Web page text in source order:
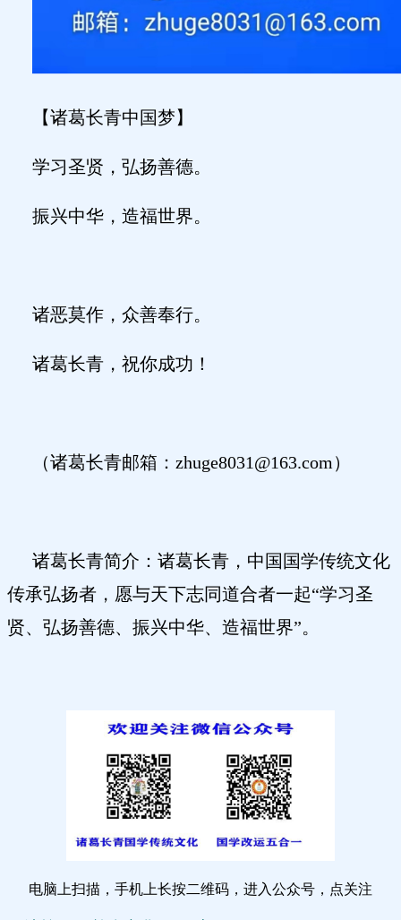
【诸葛长青中国梦】
学习圣贤，弘扬善德。
振兴中华，造福世界。
诸恶莫作，众善奉行。
诸葛长青，祝你成功！
（诸葛长青邮箱： zhuge8031@163.com）
诸葛长青简介：诸葛长青，中国国学传统文化
传承弘扬者，愿与天下志同道合者一起“学习圣
贤、弘扬善德、振兴中华、造福世界”。
电脑上扫描，手机上长按二维码，进入公众号，点关注